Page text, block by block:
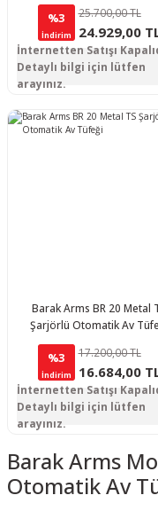
%3
İndirim
25.700,00 TL
24.929,00
İnternetten Satışı
Detaylı bilgi için lütfen
arayınız.
Barak Arms BR 20 Metal
Şarjörlü Otomatik Av
%3
İndirim
17.200,00 TL
16.684,00
İnternetten Satışı
Detaylı bilgi için lütfen
arayınız.
Barak Arms
Otomatik Av